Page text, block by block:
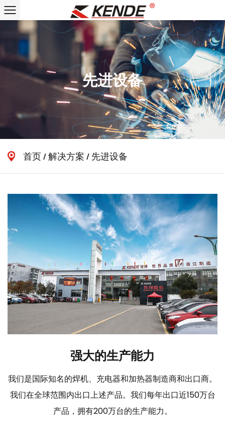
先进设备
首页/解决方案 / 先进设备
强大的生产能力
我们是国际知名的焊机、充电器和加热器制造商和出口商。
我们在全球范围内出口上述产品。我们每年出口近150万台
产品，拥有200万台的生产能力。